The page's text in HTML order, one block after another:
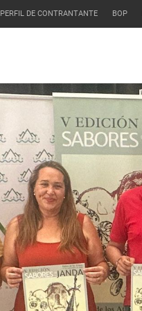
PERFIL DE CONTRANTANTE BOP